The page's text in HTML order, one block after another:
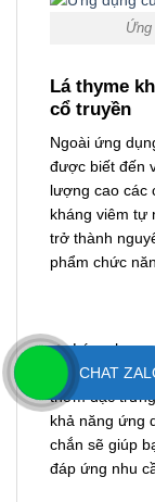
Lá thyme
cổ truyền
Ngoài ứng
được biết đến
lượng cao các
kháng viêm tự
trở thành
phẩm chức
👉 Lá xạ
nâng cao
thơm đặc
khả năng ứng
chắn sẽ giúp
đáp ứng nhu
CHAT